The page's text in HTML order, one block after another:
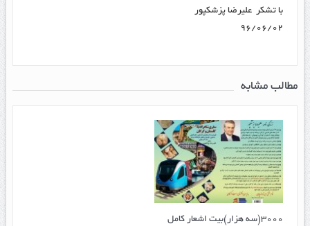
با تشکر علیرضا پزشکپور
۹۶/۰۶/۰۲
مطالب مشابه
۳۰۰۰(سه هزار)بیت اشعار کامل